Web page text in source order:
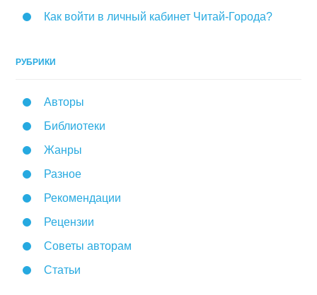
Как войти в личный кабинет Читай-Города?
РУБРИКИ
Авторы
Библиотеки
Жанры
Разное
Рекомендации
Рецензии
Советы авторам
Статьи